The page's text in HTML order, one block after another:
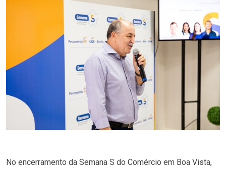
No encerramento da Semana S do Comércio em Boa Vista,